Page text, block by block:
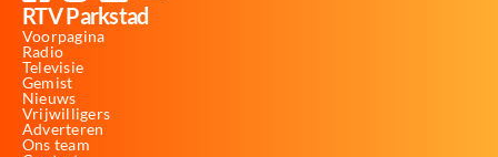
RTV Parkstad
Voorpagina
Radio
Televisie
Gemist
Nieuws
Vrijwilligers
Adverteren
Ons team